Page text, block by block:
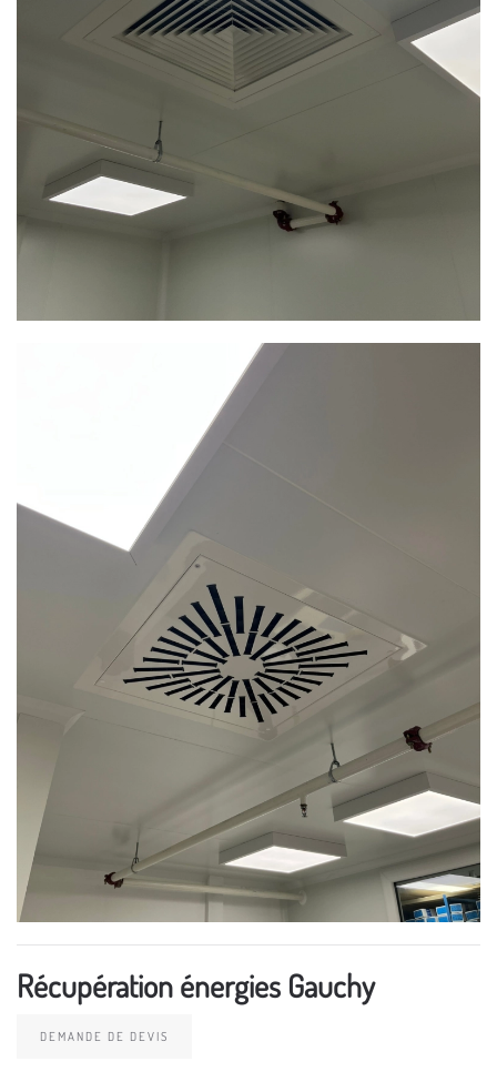
Récupération énergies Gauchy
DEMANDE DE DEVIS